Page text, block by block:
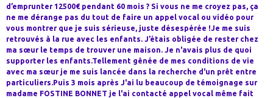
d’emprunter 12500€ pendant 60 mois ? Si vous ne me croyez pas, ça
ne me dérange pas du tout de faire un appel vocal ou vidéo pour
vous montrer que je suis sérieuse, juste désespérée !Je me suis
retrouvés à la rue avec les enfants. J’étais obligée de rester chez
ma sœur le temps de trouver une maison. Je n'avais plus de quoi
supporter les enfants.Tellement gênée de mes conditions de vie
avec ma sœur je me suis lancée dans la recherche d'un prêt entre
particuliers.Puis 3 mois après J'ai lu beaucoup de témoignage sur
madame FOSTINE BONNET je l'ai contacté appel vocal même fait